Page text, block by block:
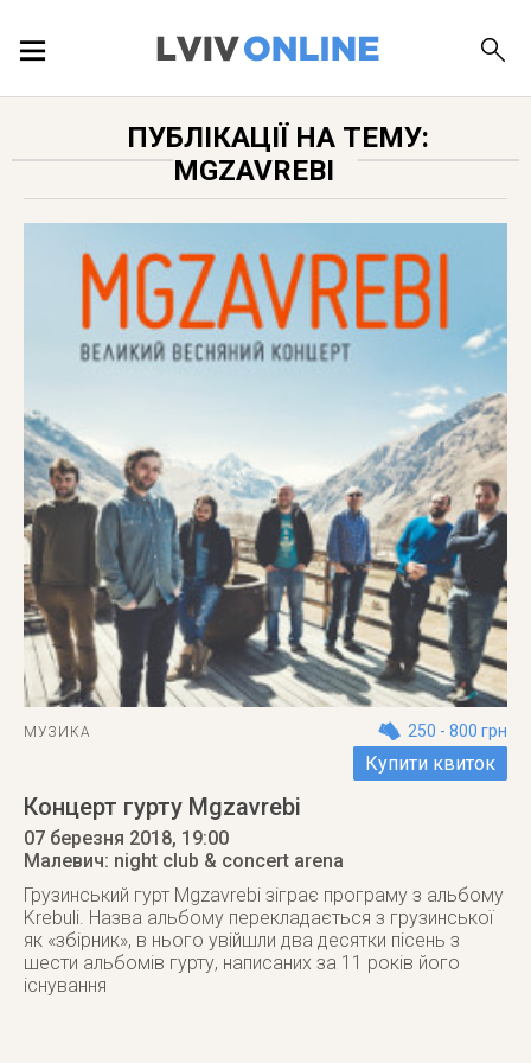
ПУБЛІКАЦІЇ
ДОВІДКА
ПУБЛІКАЦІЇ НА ТЕМУ:
MGZAVREBI
МУЗИКА 250 - 800 грн
Купити квиток
Концерт гурту Mgzavrebi
07 березня 2018, 19:00
Малевич: night club & concert arena
Грузинський гурт Mgzavrebi зіграє програму з альбому
Krebuli. Назва альбому перекладається з грузинської
як «збірник», в нього увійшли два десятки пісень з
шести альбомів гурту, написаних за 11 років його
існування